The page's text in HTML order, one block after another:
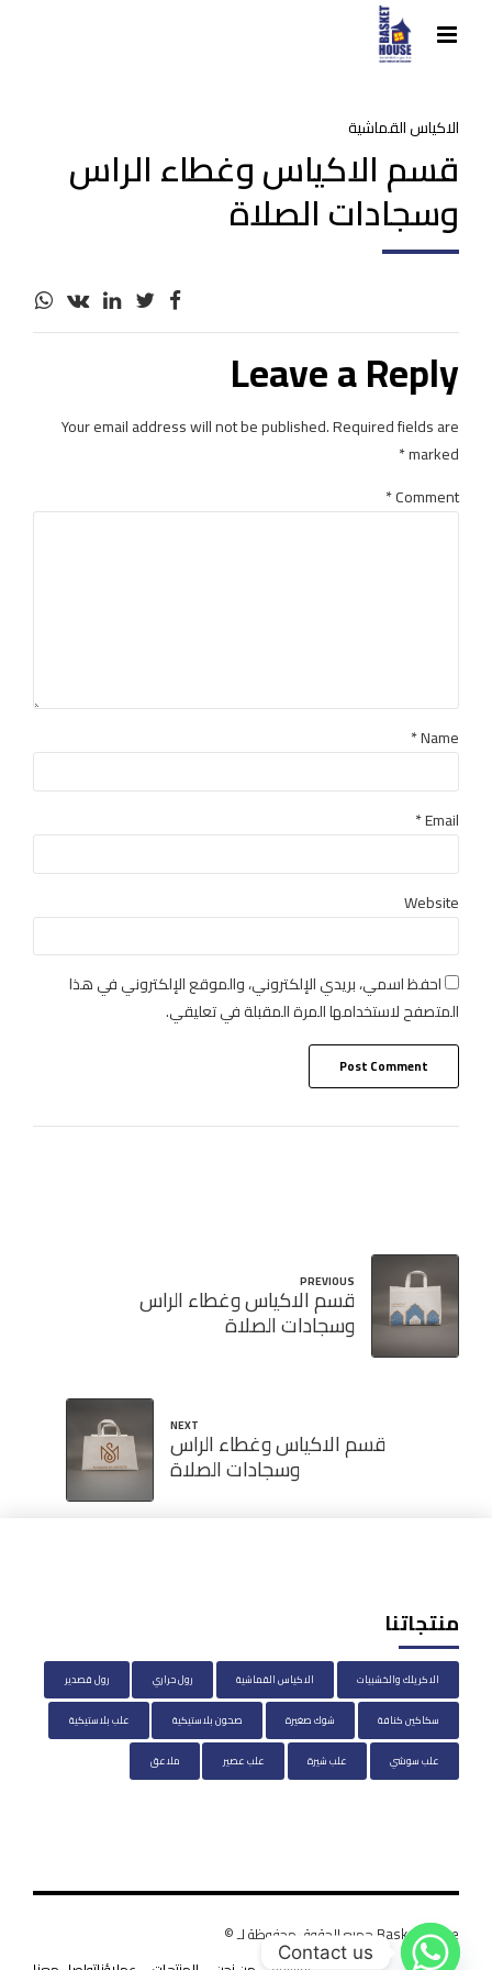
الاكياس القماشية
قسم الاكياس وغطاء الراس
وسجادات الصلاة
Leave a Reply
Your email address will not be published. Required fields are
marked *
Comment
*
Name *
Email *
Website
احفظ اسمي، بريدي الإلكتروني، والموقع الإلكتروني في هذا
المتصفح لاستخدامها المرة المقبلة في تعليقي.
Post Comment
PREVIOUS
قسم الاكياس وغطاء الراس
وسجادات الصلاة
NEXT
قسم الاكياس وغطاء الراس
وسجادات الصلاة
منتجاتنا
الاكريلك والخشبيات الاكياس القماشية رول حراري رول قصدير
سكاكين كنافة شوك صغيرة صحون بلاستيكية علب بلاستيكية
علب سوشي علب شيرة علب عصير ملاعق
BasketHouse جميع الحقوق محفوظة لـ ©
Contact us